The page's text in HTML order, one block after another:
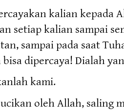
kalian kepada
setiap kalian sampai
sampai pada saat
dipercaya! Dialah
kami.
oleh Allah, saling